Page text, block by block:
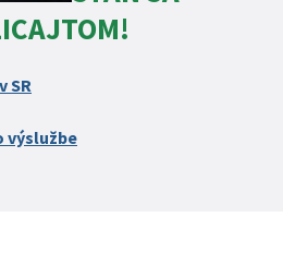
SR
výslužbe